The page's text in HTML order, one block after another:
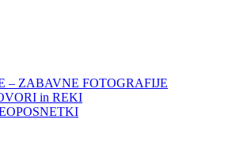
– ZABAVNE FOTOGRAFIJE
in REKI